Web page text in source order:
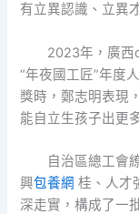
有立異認識、立異
2023年，廣西
“年夜國工匠”年度
獎時，鄭志明表現
能自立生孩子出更
自治區總工會
興包養網 桂、人才
深走實，構成了一